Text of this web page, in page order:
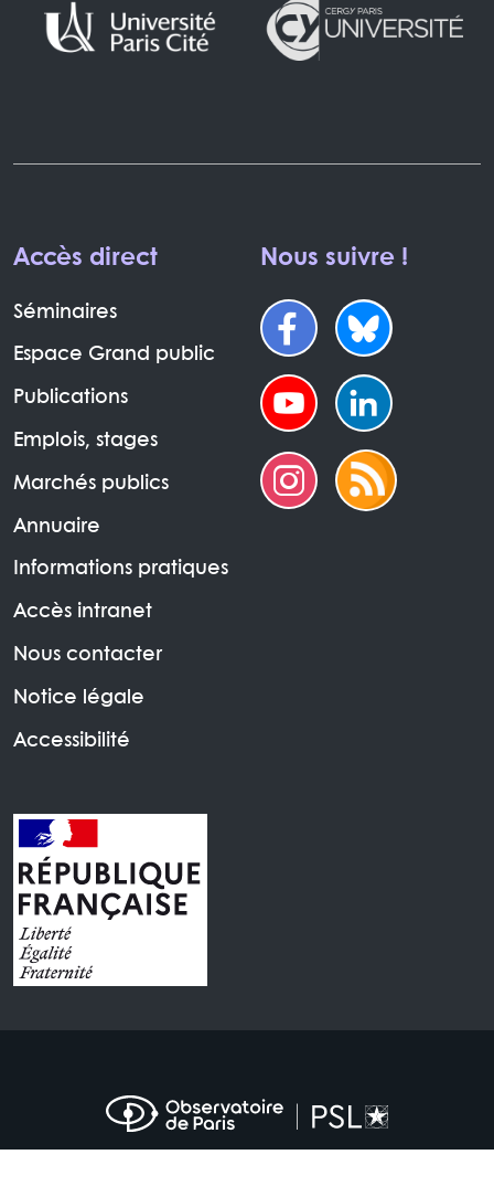
Accès direct
Séminaires
Espace Grand public
Publications
Emplois, stages
Marchés publics
Annuaire
Informations pratiques
Accès intranet
Nous contacter
Notice légale
Accessibilité
Nous suivre !